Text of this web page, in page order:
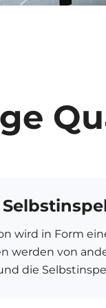
wird in Form
werden von
die